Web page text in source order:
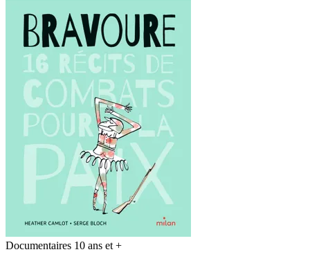
Documentaires 10 ans et +